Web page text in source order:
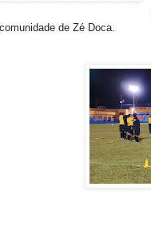
de Zé Doca.